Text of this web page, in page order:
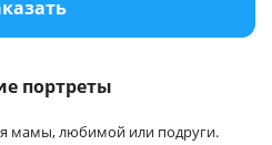
портреты
мамы, любимой или подруги.